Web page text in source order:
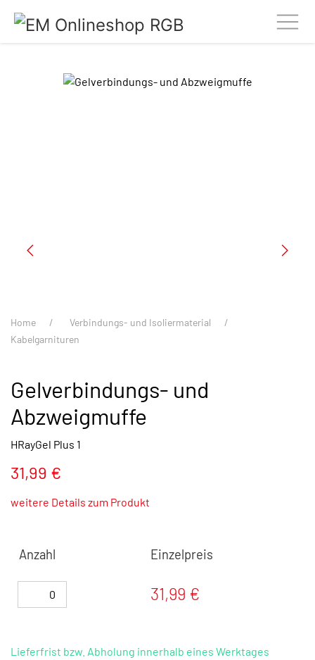
Home
Verbindungs- und Isoliermaterial
Kabelgarnituren
Gelverbindungs- und
Abzweigmuffe
HRayGel Plus 1
31,99 €
weitere Details zum Produkt
Anzahl Einzelpreis
31,99 €
Lieferfrist bzw. Abholung innerhalb eines Werktages